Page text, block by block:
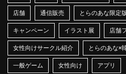
店舗 通信販売 とらのあな限定
キャンペーン イラスト展 店舗
女性向けサークル紹介 とらのあな×
一般ゲーム 女性向け アプリ